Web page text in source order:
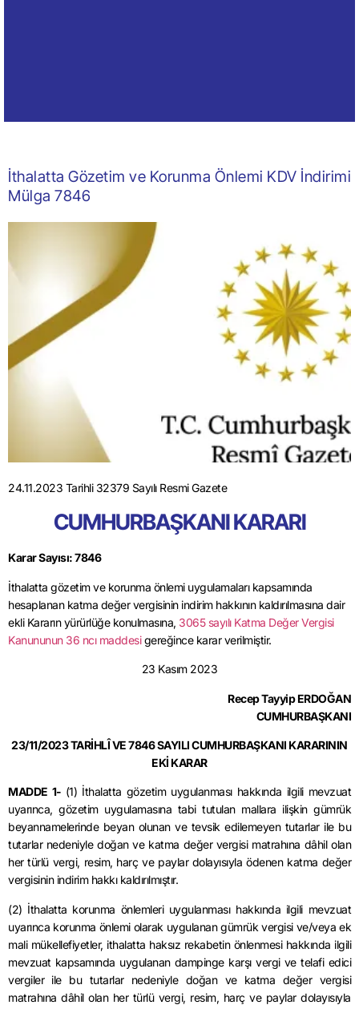
İthalatta Gözetim ve Korunma Önlemi KDV İndirimi
Mülga 7846
24.11.2023 Tarihli 32379 Sayılı Resmi Gazete
CUMHURBAŞKANI KARARI
Karar Sayısı: 7846
İthalatta gözetim ve korunma önlemi uygulamaları kapsamında
hesaplanan katma değer vergisinin indirim hakkının kaldırılmasına dair
ekli Kararın yürürlüğe konulmasına, 3065 sayılı Katma Değer Vergisi
Kanununun 36 ncı maddesigereğince karar verilmiştir.
23 Kasım 2023
Recep Tayyip ERDOĞAN
CUMHURBAŞKANI
23/11/2023 TARİHLÎ VE 7846 SAYILI CUMHURBAŞKANI KARARININ
EKİ KARAR
MADDE 1- (1) İthalatta gözetim uygulanması hakkında ilgili mevzuat
uyarınca, gözetim uygulamasına tabi tutulan mallara ilişkin gümrük
beyannamelerinde beyan olunan ve tevsik edilemeyen tutarlar ile bu
tutarlar nedeniyle doğan ve katma değer vergisi matrahına dâhil olan
her türlü vergi, resim, harç ve paylar dolayısıyla ödenen katma değer
vergisinin indirim hakkı kaldırılmıştır.
(2) İthalatta korunma önlemleri uygulanması hakkında ilgili mevzuat
uyarınca korunma önlemi olarak uygulanan gümrük vergisi ve/veya ek
mali mükellefiyetler, ithalatta haksız rekabetin önlenmesi hakkında ilgili
mevzuat kapsamında uygulanan dampinge karşı vergi ve telafi edici
vergiler ile bu tutarlar nedeniyle doğan ve katma değer vergisi
matrahına dâhil olan her türlü vergi, resim, harç ve paylar dolayısıyla